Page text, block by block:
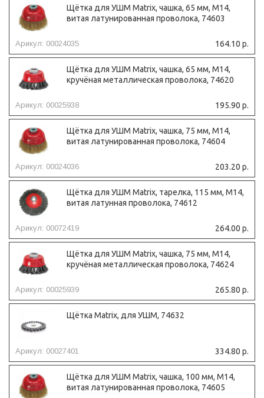
Щётка для УШМ Matrix, чашка, 65 мм, М14,
витая латунированная проволока, 74603
Арикул: 00024035 164.10 р.
Щётка для УШМ Matrix, чашка, 65 мм, М14,
кручёная металлическая проволока, 74620
Арикул: 00025938 195.90 р.
Щётка для УШМ Matrix, чашка, 75 мм, М14,
витая латунированная проволока, 74604
Арикул: 00024036 203.20 р.
Щётка для УШМ Matrix, тарелка, 115 мм, М14,
витая латунная проволока, 74612
Арикул: 00072419 264.00 р.
Щётка для УШМ Matrix, чашка, 75 мм, М14,
кручёная металлическая проволока, 74624
Арикул: 00025939 265.80 р.
Щётка Matrix, для УШМ, 74632
Арикул: 00027401 334.80 р.
Щётка для УШМ Matrix, чашка, 100 мм, М14,
витая латунированная проволока, 74605